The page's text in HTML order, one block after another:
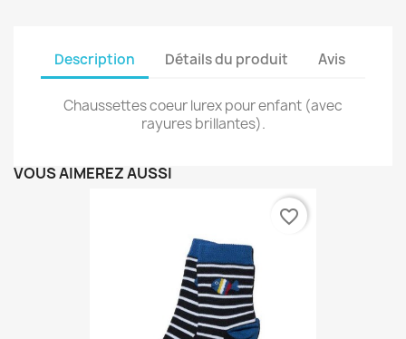
Description Détails du produit Avis
Chaussettes coeur lurex pour enfant (avec
rayures brillantes).
VOUS AIMEREZ AUSSI
favorite_border